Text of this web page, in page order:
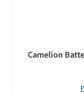
Camelion